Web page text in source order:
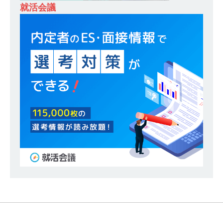
し 】 自動車生産に欠かせない部品を独自のノウ
ハウで素材から生産まで国内で唯一一貫生産する
鋼材加工メーカー ｜ 幅広くマルチに活躍する人
財に成長することが可能 ｜ 住宅手当有 ｜ スチー
ルテック
体育会積極採用企業
[ 2026年5月11日 ] ≪ 27卒 ｜ ES・適性検査自動
合格で一次確約!! ≫説明会最終開催!｜ 整形外
科・疼痛領域から信頼の厚い老舗製薬メーカー
就活会議